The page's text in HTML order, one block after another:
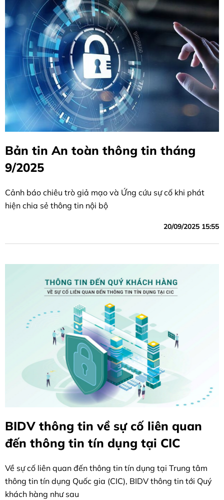
Bản tin An toàn thông tin tháng
9/2025
Cảnh báo chiêu trò giả mạo và Ứng cứu sự cố khi phát
hiện chia sẻ thông tin nội bộ
20/09/2025 15:55
BIDV thông tin về sự cố liên quan
đến thông tin tín dụng tại CIC
Về sự cố liên quan đến thông tin tín dụng tại Trung tâm
thông tin tín dụng Quốc gia (CIC), BIDV thông tin tới Quý
khách hàng như sau